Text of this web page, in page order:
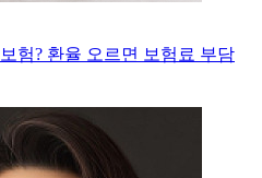
험? 환율 오르면 보험료 부담